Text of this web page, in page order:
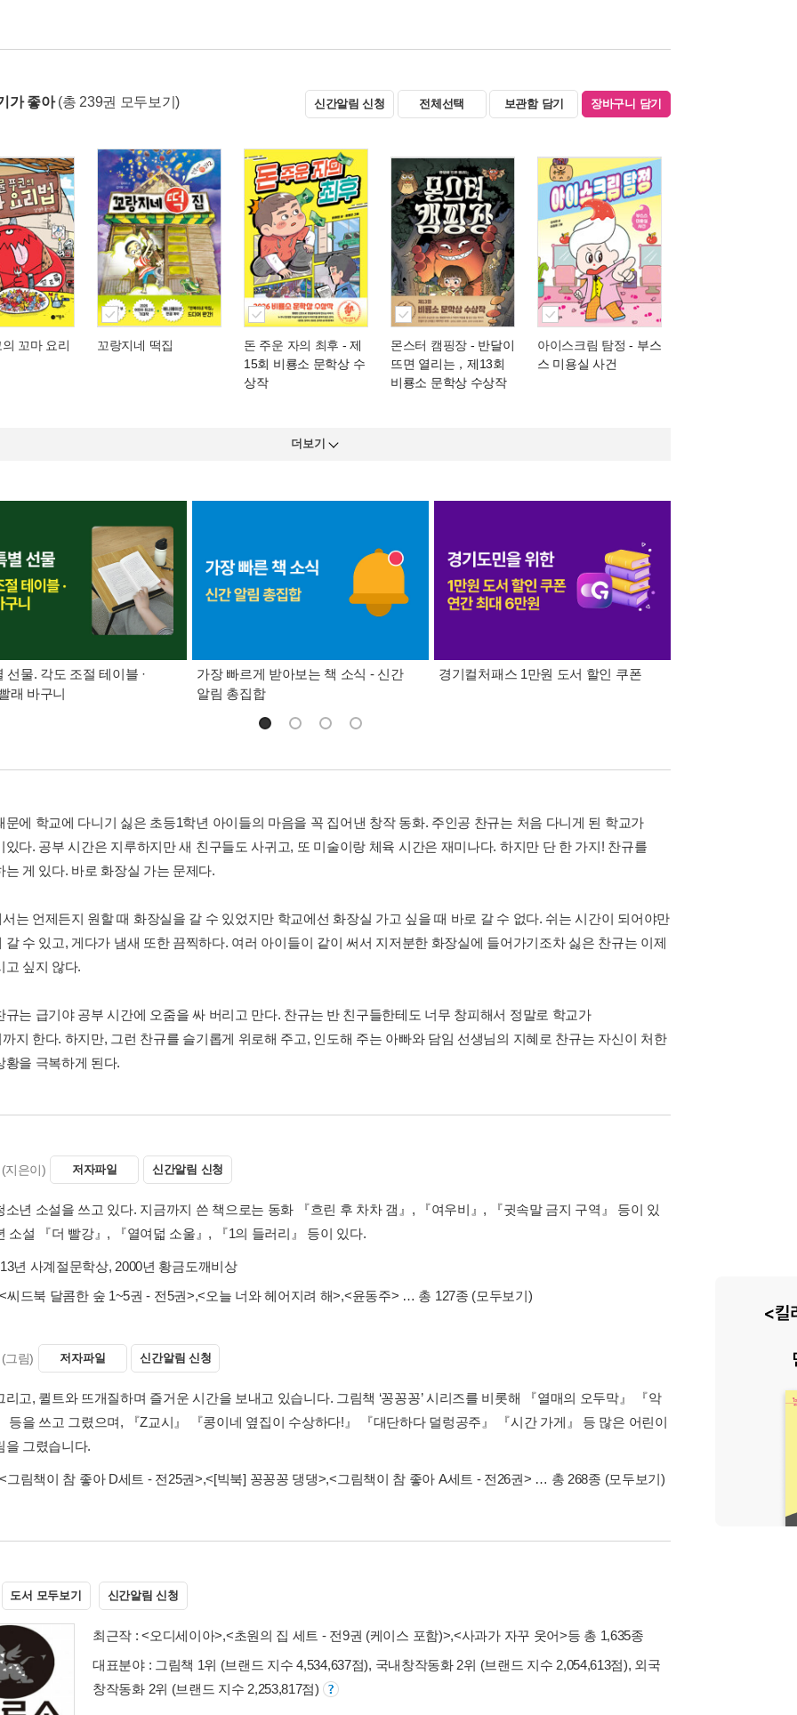
가 좋아 (총 239권 모두보기) 신간알림 신청 전체선택 보관함 담기 장바구니 담기
꼬마 요리 꼬랑지네 떡집 돈 주운 자의 최후 - 제
15회 비룡소 문학상 수
상작
몬스터 캠핑장 - 반달이
뜨면 열리는，제13회
비룡소 문학상 수상작
아이스크림 탐정 - 부스
스 미용실 사건
더보기
선물. 각도 조절 테이블 ·
래 바구니
가장 빠르게 받아보는 책 소식 - 신간
알림 총집합
경기컬처패스 1만원 도서 할인 쿠폰
문에 학교에 다니기 싫은 초등1학년 아이들의 마음을 꼭 집어낸 창작 동화. 주인공 찬규는 처음 다니게 된 학교가
있다. 공부 시간은 지루하지만 새 친구들도 사귀고, 또 미술이랑 체육 시간은 재미나다. 하지만 단 한 가지! 찬규를
는 게 있다. 바로 화장실 가는 문제다.
는 언제든지 원할 때 화장실을 갈 수 있었지만 학교에선 화장실 가고 싶을 때 바로 갈 수 없다. 쉬는 시간이 되어야만
갈 수 있고, 게다가 냄새 또한 끔찍하다. 여러 아이들이 같이 써서 지저분한 화장실에 들어가기조차 싫은 찬규는 이제
고 싶지 않다.
규는 급기야 공부 시간에 오줌을 싸 버리고 만다. 찬규는 반 친구들한테도 너무 창피해서 정말로 학교가
지 한다. 하지만, 그런 찬규를 슬기롭게 위로해 주고, 인도해 주는 아빠와 담임 선생님의 지혜로 찬규는 자신이 처한
황을 극복하게 된다.
(지은이) 저자파일 신간알림 신청
소년 소설을 쓰고 있다. 지금까지 쓴 책으로는 동화 『흐린 후 차차 갬』, 『여우비』, 『귓속말 금지 구역』 등이 있
소설 『더 빨강』, 『열여덟 소울』, 『1의 들러리』 등이 있다.
년 사계절문학상, 2000년 황금도깨비상
<씨드북 달콤한 숲 1~5권 - 전5권>,<오늘 너와 헤어지려 해>,<윤동주> … 총 127종 (모두보기)
(그림) 저자파일 신간알림 신청
리고, 퀼트와 뜨개질하며 즐거운 시간을 보내고 있습니다. 그림책 ‘꽁꽁꽁’ 시리즈를 비롯해 『열매의 오두막』 『악
등을 쓰고 그렸으며, 『Z교시』 『콩이네 옆집이 수상하다!』 『대단하다 덜렁공주』 『시간 가게』 등 많은 어린이
을 그렸습니다.
<그림책이 참 좋아 D세트 - 전25권>,<[빅북] 꽁꽁꽁 댕댕>,<그림책이 참 좋아 A세트 - 전26권> … 총 268종 (모두보기)
도서 모두보기 신간알림 신청
최근작 :<오디세이아>,<초원의 집 세트 - 전9권 (케이스 포함)>,<사과가 자꾸 웃어>등 총 1,635종
대표분야 : 그림책 1위 (브랜드 지수 4,534,637점), 국내창작동화 2위 (브랜드 지수 2,054,613점), 외국
창작동화 2위 (브랜드 지수 2,253,817점)